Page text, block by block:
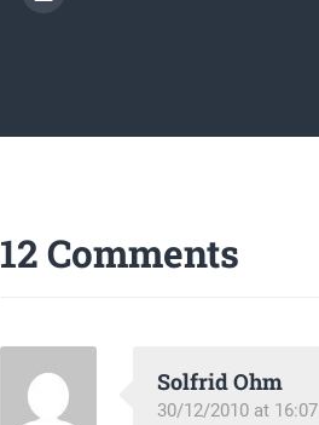
12 Comments
Solfrid Ohm
30/12/2010 at 16:07